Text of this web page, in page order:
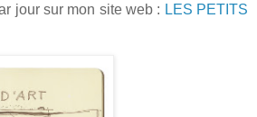
jour sur mon site web : LES PETITS